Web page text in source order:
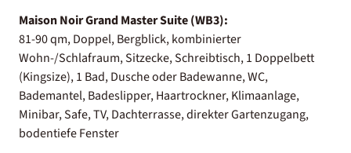
Maison Noir Grand Master Suite (WB3):
81-90 qm, Doppel, Bergblick, kombinierter
Wohn-/Schlafraum, Sitzecke, Schreibtisch, 1 Doppelbett
(Kingsize), 1 Bad, Dusche oder Badewanne, WC,
Bademantel, Badeslipper, Haartrockner, Klimaanlage,
Minibar, Safe, TV, Dachterrasse, direkter Gartenzugang,
bodentiefe Fenster